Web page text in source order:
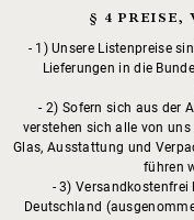
§ 4 PREISE,
1) Unsere Listenpreise
Lieferungen in die
2) Sofern sich aus der
verstehen sich alle von
Glas, Ausstattung und
führen
3) Versandkostenfrei
Deutschland